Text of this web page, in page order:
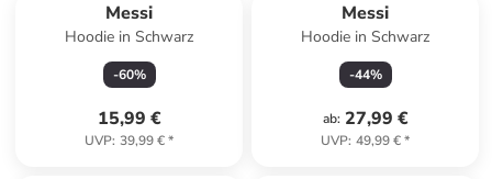
Messi
Hoodie in Schwarz
-60%
15,99 €
UVP: 39,99 €*
Messi
Hoodie in Schwarz
-44%
ab: 27,99 €
UVP: 49,99 €*